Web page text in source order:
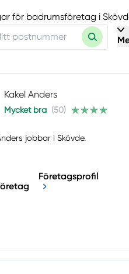
för badrumsföretag i
Kakel Anders
Mycket bra (50)
jobbar i Skövde.
Företagsprofil